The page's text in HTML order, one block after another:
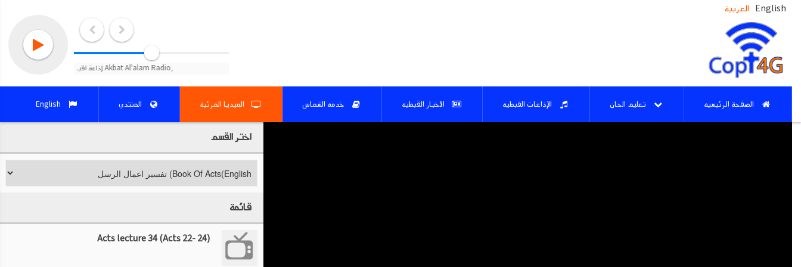
English العربية
الصفحة الرئيسيه تعليم الحان الإذاعات القبطيه الاخبار القبطيه خدمه الشماس الميديا المرئية المنتدي English
اختر القسم
قائمة
Acts lecture 34 (Acts 22- 24)